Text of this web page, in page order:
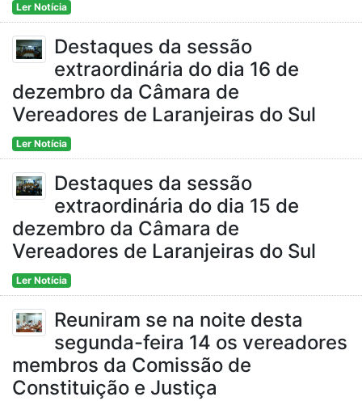
Ler Notícia
Destaques da sessão
extraordinária do dia 16 de
dezembro da Câmara de
Vereadores de Laranjeiras do Sul
Ler Notícia
Destaques da sessão
extraordinária do dia 15 de
dezembro da Câmara de
Vereadores de Laranjeiras do Sul
Ler Notícia
Reuniram se na noite desta
segunda-feira 14 os vereadores
membros da Comissão de
Constituição e Justiça